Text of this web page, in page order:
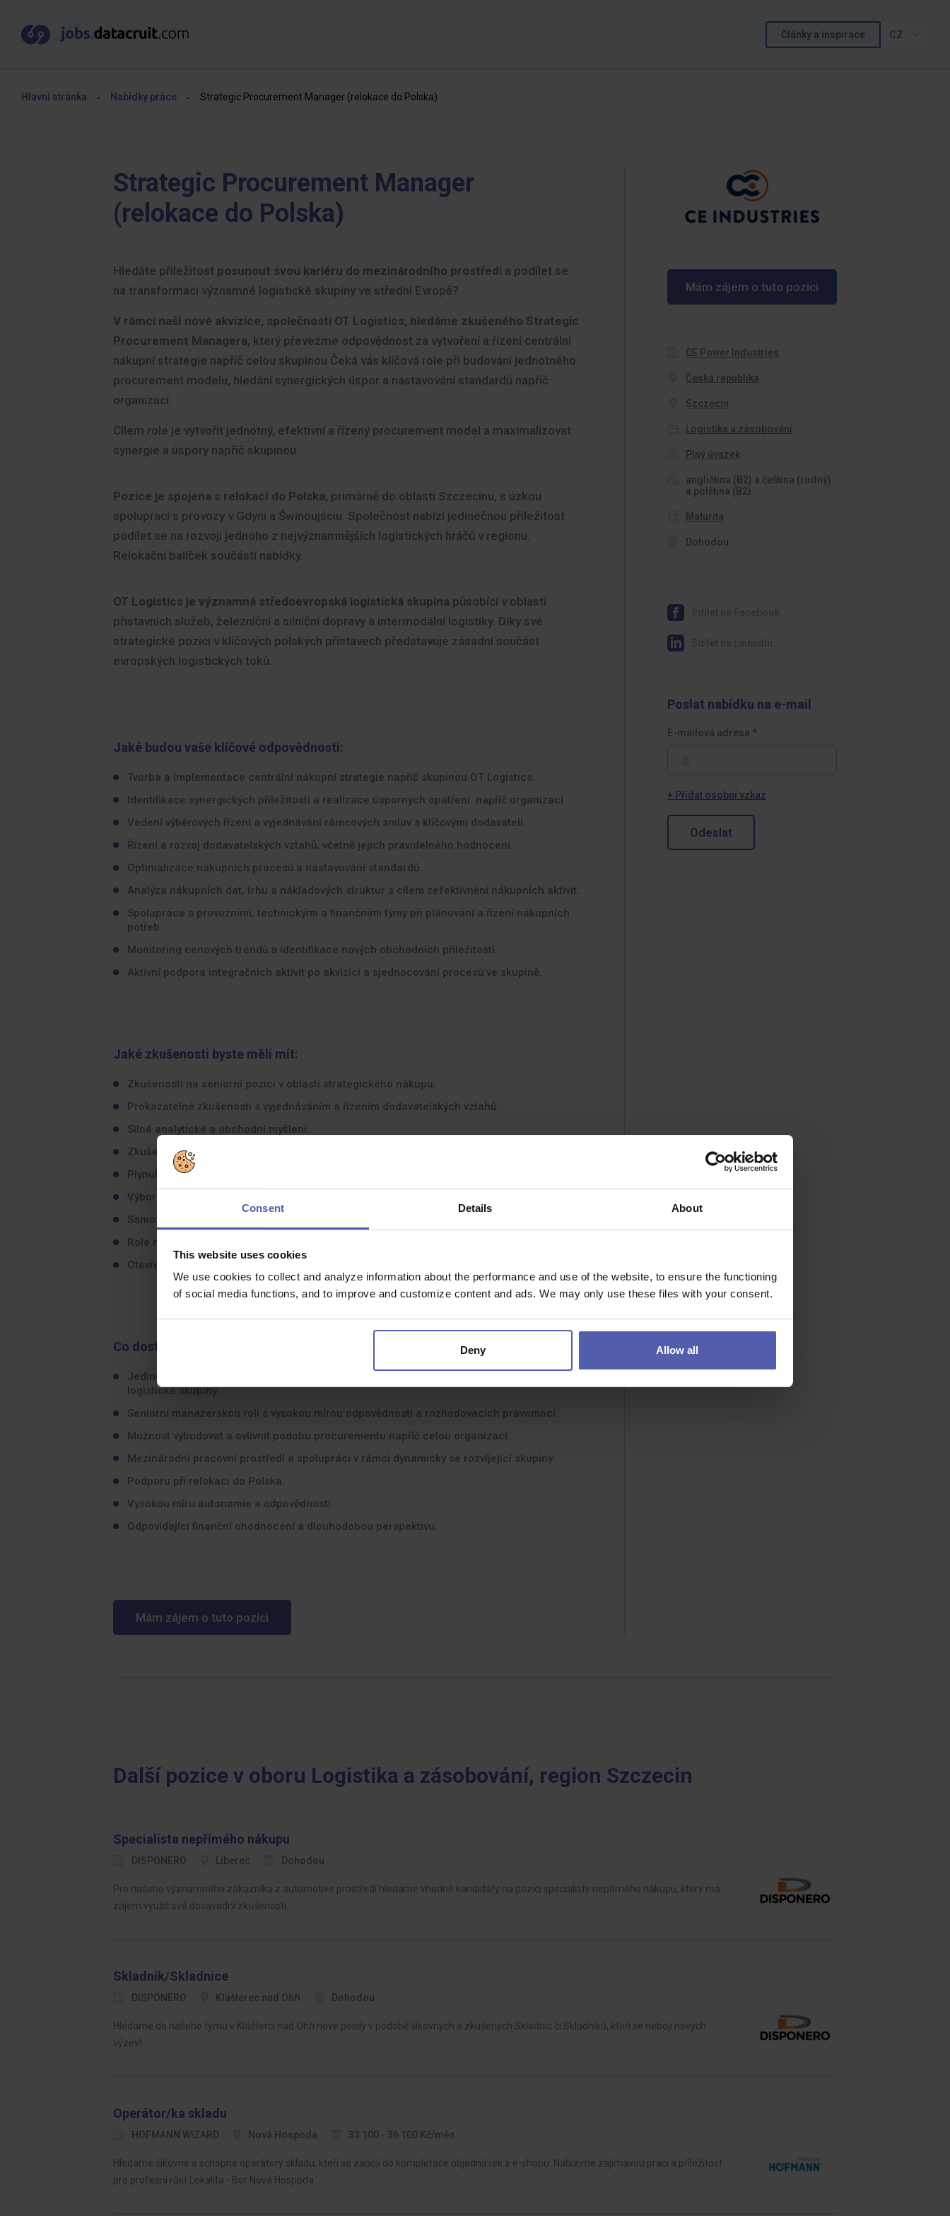
Consent Details About
This website uses cookies
We use cookies to collect and analyze information about the performance and use of the website, to ensure the functioning
of social media functions, and to improve and customize content and ads. We may only use these files with your consent.
Deny Allow all
Články a inspirace CZ
Hlavní stránka Nabídky práce Strategic Procurement Manager (relokace do Polska)
Strategic Procurement Manager
(relokace do Polska)
Mám zájem o tuto pozici
CE Power Industries
Česká republika
Szczecin
Logistika a zásobování
Plný úvazek
angličtina (B2) a čeština (rodný)
a polština (B2)
Maturita
Dohodou
Hledáte příležitost posunout svou kariéru do mezinárodního prostředí a podílet se
na transformaci významné logistické skupiny ve střední Evropě?
V rámci naší nové akvizice, společnosti OT Logistics, hledáme zkušeného Strategic
Procurement Managera, který převezme odpovědnost za vytvoření a řízení centrální
nákupní strategie napříč celou skupinou Čeká vás klíčová role při budování jednotného
procurement modelu, hledání synergických úspor a nastavování standardů napříč
organizací.
Cílem role je vytvořit jednotný, efektivní a řízený procurement model a maximalizovat
synergie a úspory napříč skupinou.
Pozice je spojena s relokací do Polska, primárně do oblasti Szczecinu, s úzkou
spoluprací s provozy v Gdyni a Świnoujściu. Společnost nabízí jedinečnou příležitost
podílet se na rozvoji jednoho z nejvýznamnějších logistických hráčů v regionu.
Relokační balíček součástí nabídky.
OT Logistics je významná středoevropská logistická skupina působící v oblasti
přístavních služeb, železniční a silniční dopravy a intermodální logistiky. Díky své
strategické pozici v klíčových polských přístavech představuje zásadní součást
evropských logistických toků.
Jaké budou vaše klíčové odpovědnosti:
Tvorba a implementace centrální nákupní strategie napříč skupinou OT Logistics.
Identifikace synergických příležitostí a realizace úsporných opatření. napříč organizací
Vedení výběrových řízení a vyjednávání rámcových smluv s klíčovými dodavateli.
Řízení a rozvoj dodavatelských vztahů, včetně jejich pravidelného hodnocení.
Optimalizace nákupních procesů a nastavování standardů.
Analýza nákupních dat, trhu a nákladových struktur s cílem zefektivnění nákupních aktivit.
Spolupráce s provozními, technickými a finančními týmy při plánování a řízení nákupních
potřeb.
Monitoring cenových trendů a identifikace nových obchodních příležitostí.
Aktivní podpora integračních aktivit po akvizici a sjednocování procesů ve skupině.
Jaké zkušenosti byste měli mít:
Zkušenosti na seniorní pozici v oblasti strategického nákupu.
Prokazatelné zkušenosti s vyjednáváním a řízením dodavatelských vztahů.
Silné analytické a obchodní myšlení.
Zkušenost z mezinárodního prostředí (výhodou logistika, průmysl nebo infrastruktura).
Plynulá znalost češtiny, komunikativní znalost angličtiny a polštiny.
Výborné komunikační a vyjednávací schopnosti.
Samostatnost, orientaci na výsledek a schopnost budovat procesy a struktury od základu.
Role na úrovni senior managementu s vysokou mírou odpovědnosti.
Otevřenost relokaci do Polska a cestování v rámci skupiny.
Co dostanete na oplátku:
Jedinečnou příležitost podílet se na integraci a transformaci významné evropské
logistické skupiny.
Seniorní manažerskou roli s vysokou mírou odpovědnosti a rozhodovacích pravomocí.
Možnost vybudovat a ovlivnit podobu procurementu napříč celou organizací.
Mezinárodní pracovní prostředí a spolupráci v rámci dynamicky se rozvíjející skupiny.
Podporu při relokaci do Polska.
Vysokou míru autonomie a odpovědnosti.
Odpovídající finanční ohodnocení a dlouhodobou perspektivu.
Mám zájem o tuto pozici
Poslat nabídku na e-mail
E-mailová adresa
+ Přidat osobní vzkaz
Odeslat
Další pozice v oboru Logistika a zásobování, region Szczecin
Specialista nepřímého nákupu
DISPONERO Liberec Dohodou
Pro našeho významného zákazníka z automotive prostředí hledáme vhodné kandidáty na pozici specialisty nepřímého nákupu, který má
zájem využít své dosavadní zkušenosti.
Skladník/Skladnice
DISPONERO Klášterec nad Ohří Dohodou
Hledáme do našeho týmu v Klášterci nad Ohří nové posily v podobě šikovných a zkušených Skladnic či Skladníků, kteří se nebojí nových
výzev!
Operátor/ka skladu
HOFMANN WIZARD Nová Hospoda 33 100 - 36 100 Kč/měs
Hledáme šikovné a schopné operátory skladu, kteří se zapojí do kompletace objednávek z e-shopu. Nabízíme zajímavou práci a příležitost
pro profesní růst.Lokalita - Bor Nová Hospoda